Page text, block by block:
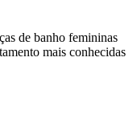
de banho femininas
mais conhecidas